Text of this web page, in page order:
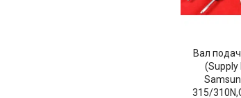
Вал
(Supply
315/